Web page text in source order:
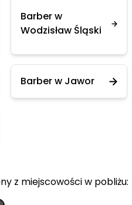
Barber w
Wodzisław Śląski
Barber w Jawor
z miejscowości w pobliżu: